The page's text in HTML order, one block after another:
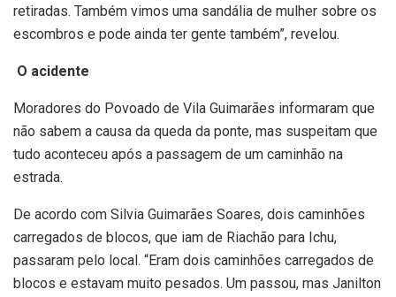
retiradas. Também vimos uma sandália de mulher sobre os
escombros e pode ainda ter gente também”, revelou.
O acidente
Moradores do Povoado de Vila Guimarães informaram que
não sabem a causa da queda da ponte, mas suspeitam que
tudo aconteceu após a passagem de um caminhão na
estrada.
De acordo com Silvia Guimarães Soares, dois caminhões
carregados de blocos, que iam de Riachão para Ichu,
passaram pelo local. “Eram dois caminhões carregados de
blocos e estavam muito pesados. Um passou, mas Janilton